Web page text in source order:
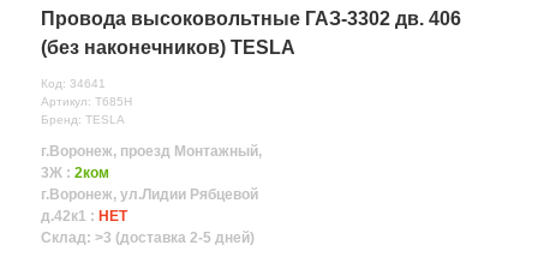
Провода высоковольтные ГАЗ-3302 дв. 406
(без наконечников) TESLA
Код: 34641
Артикул: T685H
Бренд: TESLA
г.Воронеж, проезд Монтажный,
3Ж : 2ком
г.Воронеж, ул.Лидии Рябцевой
д.42к1 : НЕТ
Склад: >3 (доставка 2-5 дней)